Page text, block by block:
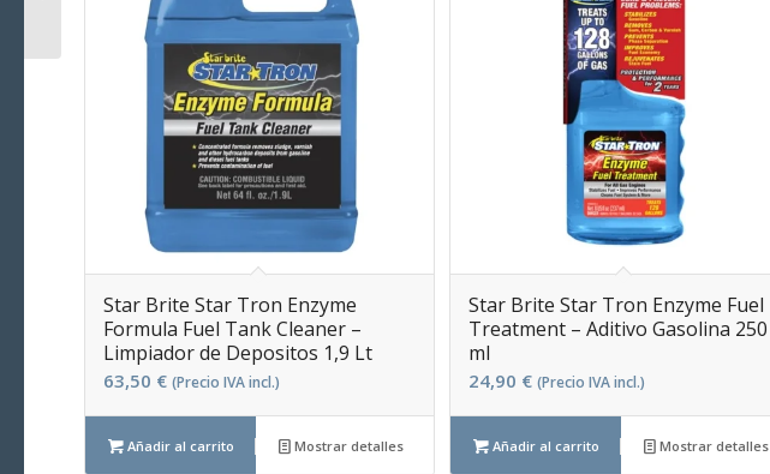
Star Brite Star Tron Enzyme
Formula Fuel Tank Cleaner –
Limpiador de Depositos 1,9 Lt
63,50 € (Precio IVA incl.)
Añadir al carrito Mostrar detalles
Star Brite Star Tron Enzyme Fuel
Treatment – Aditivo Gasolina 250
ml
24,90 € (Precio IVA incl.)
Añadir al carrito Mostrar detalles
– Restaurador Teka 1Lt